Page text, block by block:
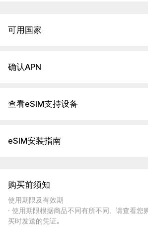
可用国家
确认APN
查看eSIM支持设备
eSIM安装指南
购买前须知
使用期限及有效期
· 使用期限根据商品不同有所不同，请查看您
买时发送的凭证。